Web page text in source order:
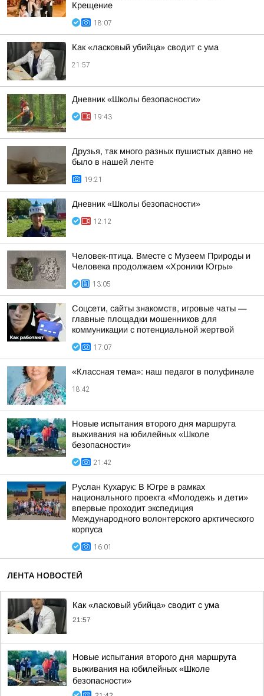
Крещение
18:07
Как «ласковый убийца» сводит с ума
21:57
Дневник «Школы безопасности»
19:43
Друзья, так много разных пушистых давно не
было в нашей ленте
19:21
Дневник «Школы безопасности»
12:12
Человек-птица. Вместе с Музеем Природы и
Человека продолжаем «Хроники Югры»
13:05
Соцсети, сайты знакомств, игровые чаты —
главные площадки мошенников для
коммуникации с потенциальной жертвой
17:07
«Классная тема»: наш педагог в полуфинале
18:42
Новые испытания второго дня маршрута
выживания на юбилейных «Школе
безопасности»
21:42
Руслан Кухарук: В Югре в рамках
национального проекта «Молодежь и дети»
впервые проходит экспедиция
Международного волонтерского арктического
корпуса
16:01
ЛЕНТА НОВОСТЕЙ
Как «ласковый убийца» сводит с ума
21:57
Новые испытания второго дня маршрута
выживания на юбилейных «Школе
безопасности»